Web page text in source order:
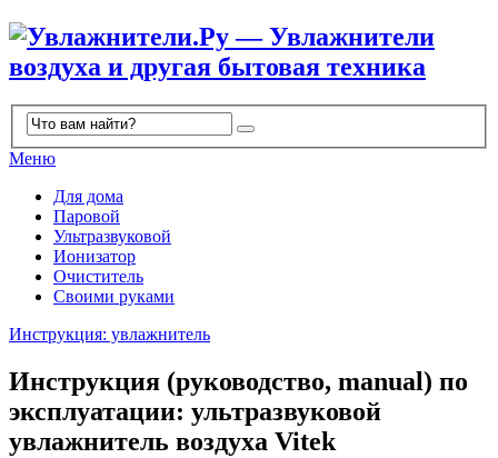
Меню
Для дома
Паровой
Ультразвуковой
Ионизатор
Очиститель
Своими руками
Инструкция: увлажнитель
Инструкция (руководство, manual) по
эксплуатации: ультразвуковой
увлажнитель воздуха Vitek